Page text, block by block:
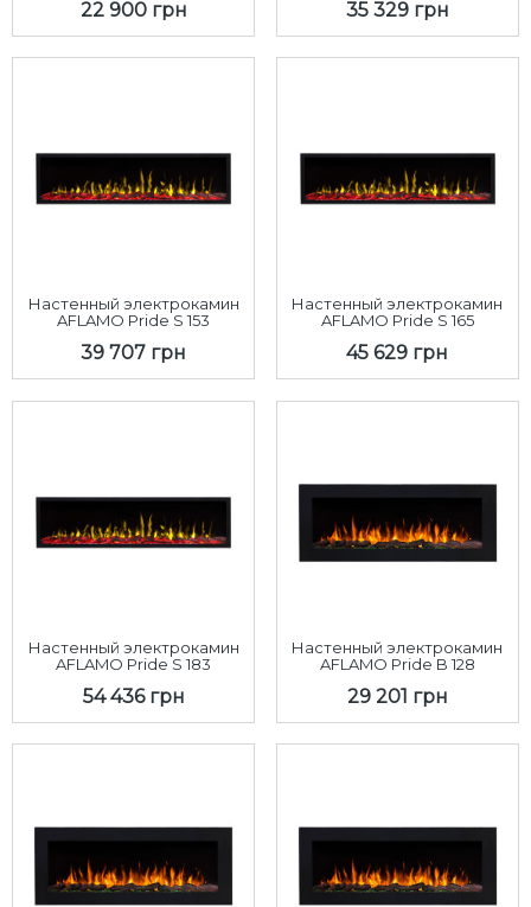
22 900 грн 35 329 грн
Настенный электрокамин
AFLAMO Pride S 153
39 707 грн
Настенный электрокамин
AFLAMO Pride S 165
45 629 грн
Настенный электрокамин
AFLAMO Pride S 183
54 436 грн
Настенный электрокамин
AFLAMO Pride B 128
29 201 грн